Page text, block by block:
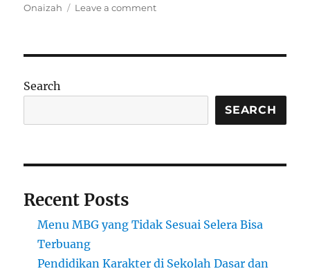
Onaizah
Leave a commenton
di
Arab
Search
SEARCH
Recent Posts
Menu MBG yang Tidak Sesuai Selera Bisa
Terbuang
Pendidikan Karakter di Sekolah Dasar dan